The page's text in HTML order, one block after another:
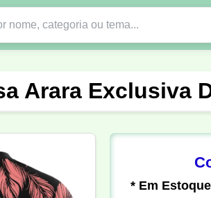
Arara Exclusiva
* Em Estoque